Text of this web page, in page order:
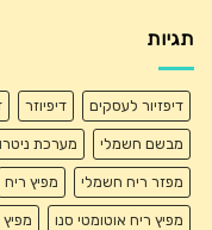
תגיות
דיפזיור לעסקים דיפיוזר
מבשם חשמלי מערכת
מפזר ריח חשמלי מפיץ ריח
מפיץ ריח אוטומטי סנו מפיץ